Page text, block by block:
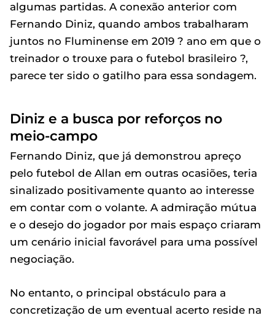
algumas partidas. A conexão anterior com
Fernando Diniz, quando ambos trabalharam
juntos no Fluminense em 2019 ? ano em que o
treinador o trouxe para o futebol brasileiro ?,
parece ter sido o gatilho para essa sondagem.
Diniz e a busca por reforços no
meio-campo
Fernando Diniz, que já demonstrou apreço
pelo futebol de Allan em outras ocasiões, teria
sinalizado positivamente quanto ao interesse
em contar com o volante. A admiração mútua
e o desejo do jogador por mais espaço criaram
um cenário inicial favorável para uma possível
negociação.
No entanto, o principal obstáculo para a
concretização de um eventual acerto reside na